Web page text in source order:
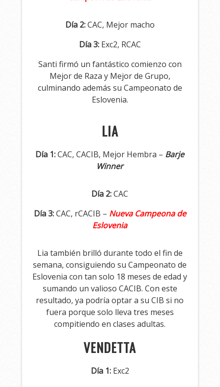
Día 2:CAC, Mejor macho
Día 3:Exc2, RCAC
Santi firmó un fantástico comienzo con
Mejor de Raza y Mejor de Grupo,
culminando además su Campeonato de
Eslovenia.
LIA
Día 1:CAC, CACIB, Mejor Hembra – Barje
Winner
Día 2:CAC
Día 3:CAC, rCACIB – Nueva Campeona de
Eslovenia
Lia también brilló durante todo el fin de
semana, consiguiendo su Campeonato de
Eslovenia con tan solo 18 meses de edad y
sumando un valioso CACIB. Con este
resultado, ya podría optar a su CIB si no
fuera porque solo lleva tres meses
compitiendo en clases adultas.
VENDETTA
Día 1:Exc2